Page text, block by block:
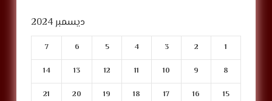
ديسمبر 2024
1
2
3
4
5
6
7
8
9
10
11
12
13
14
15
16
17
18
19
20
21